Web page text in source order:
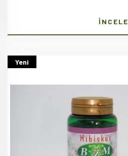
İNCELE
Yeni